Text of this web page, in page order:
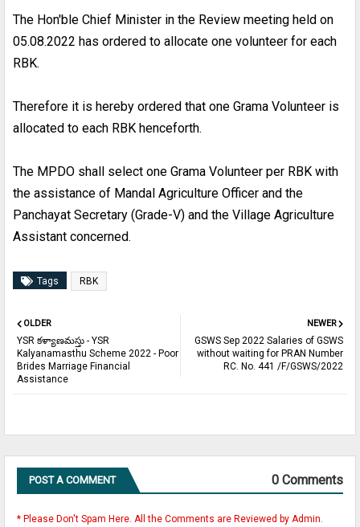
The Hon'ble Chief Minister in the Review meeting held on
05.08.2022 has ordered to allocate one volunteer for each
RBK.
Therefore it is hereby ordered that one Grama Volunteer is
allocated to each RBK henceforth.
The MPDO shall select one Grama Volunteer per RBK with
the assistance of Mandal Agriculture Officer and the
Panchayat Secretary (Grade-V) and the Village Agriculture
Assistant concerned.
Tags RBK
NEWER
GSWS Sep 2022 Salaries of GSWS
without waiting for PRAN Number
RC. No. 441 /F/GSWS/2022
OLDER
YSR కళ్యాణమస్తు - YSR
Kalyanamasthu Scheme 2022 - Poor
Brides Marriage Financial
Assistance
POST A COMMENT 0 Comments
* Please Don't Spam Here. All the Comments are Reviewed by Admin.